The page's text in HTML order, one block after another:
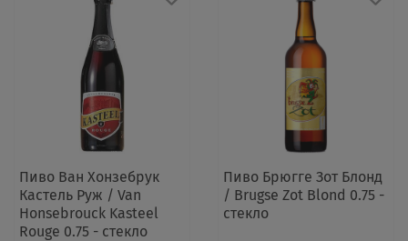
Пиво Ван Хонзебрук
Кастель Руж / Van
Honsebrouck Kasteel
Rouge 0.75 - стекло
Пиво Брюгге Зот Блонд
/ Brugse Zot Blond 0.75 -
стекло